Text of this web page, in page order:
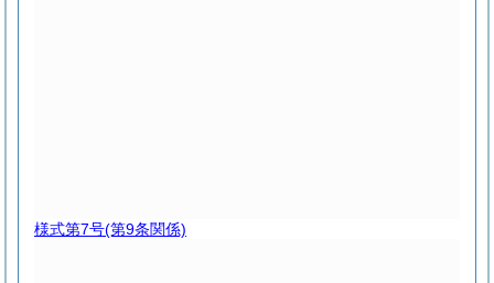
様式第7号(第9条関係)